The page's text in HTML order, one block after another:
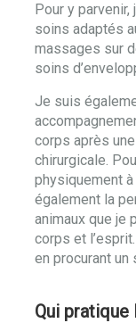
Pour y
soins adaptés
massages sur
soins
Je suis
corps après
chirurgicale.
physiquement
également la
animaux que je
corps et
en procurant un
Qui